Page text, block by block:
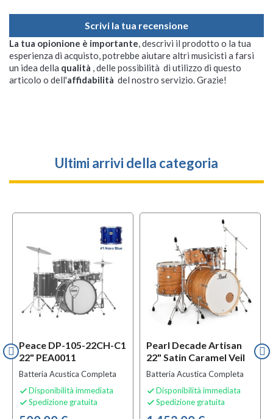
Scrivi la tua recensione
La tua opionione è importante, descrivi il prodotto o la tua
esperienza di acquisto, potrebbe aiutare altri musicisti a farsi
un idea della qualità , delle possibilità di utilizzo di questo
articolo o dell'affidabilità del nostro servizio. Grazie!
Ultimi arrivi della categoria
Peace DP-105-22CH-C1
22" PEA0011
Batteria Acustica Completa
 Disponibilità immediata
 Spedizione gratuita
Pearl Decade Artisan
22" Satin Caramel Veil
Batteria Acustica Completa
 Disponibilità immediata
 Spedizione gratuita
BUNDLES